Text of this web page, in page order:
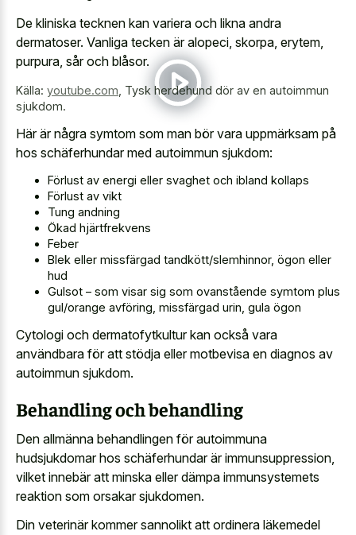
De kliniska tecknen kan variera och likna andra
dermatoser. Vanliga tecken är alopeci, skorpa, erytem,
purpura, sår och blåsor.
Källa: youtube.com Tysk herdehund dör av en autoimmun
sjukdom.
Här är några symtom som man bör vara uppmärksam på
hos schäferhundar med autoimmun sjukdom:
Förlust av energi eller svaghet och ibland kollaps
Förlust av vikt
Tung andning
Ökad hjärtfrekvens
Feber
Blek eller missfärgad tandkött/slemhinnor, ögon eller
hud
Gulsot – som visar sig som ovanstående symtom plus
gul/orange avföring, missfärgad urin, gula ögon
Cytologi och dermatofytkultur kan också vara
användbara för att stödja eller motbevisa en diagnos av
autoimmun sjukdom.
Behandling och behandling
Den allmänna behandlingen för autoimmuna
hudsjukdomar hos schäferhundar är immunsuppression,
vilket innebär att minska eller dämpa immunsystemets
reaktion som orsakar sjukdomen.
Din veterinär kommer sannolikt att ordinera läkemedel